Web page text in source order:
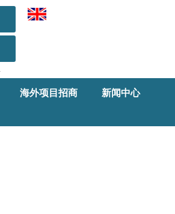
海外项目招商
新闻中心